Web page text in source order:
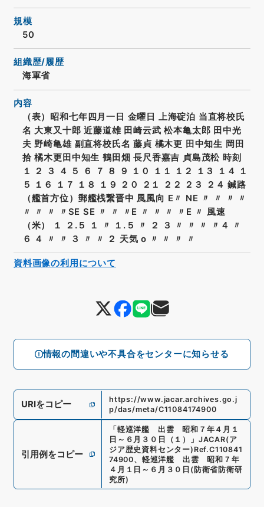
情報の間違いや不具合をセンターに知らせる
規模
50
組織歴/履歴
海軍省
内容
（表）昭和七年四月一日 金曜日 上海碇泊 当直将校氏
名 大東又十郎 近藤道雄 田崎云武 松本亀太郎 田中光
夫 野崎亀雄 副直将校氏名 藤貞 橘木更 田中知生 岡田
拾 橘木更田中知生 鶴田畑 長尺香嘉吉 貞島茂松 時刻
１ ２ ３ ４ ５ ６ ７ ８ ９ １０ １１ １２ １３ １４ １
５ １６ １７ １８ １９ ２０ ２１ ２２ ２３ ２４ 鍼路
（艦首方位）郵艦桟繋晋中 風風向 E〃 NE 〃 〃 〃 〃
〃 〃 〃 〃SE SE 〃 〃 〃E 〃 〃 〃 〃E 〃 風速
（米） １ ２.５ １ 〃 １.５ 〃 ２ ３ 〃 〃 〃 〃４ 〃
６ ４ 〃 〃 ３ 〃 〃 ２ 天気 o 〃 〃 〃 〃
URIをコピー
https://www.jacar.archives.go.j
p/das/meta/C11084174900
引用例をコピー
「軽巡洋艦 出雲 昭和７年４月１
日～６月３０日（１）
」 JACAR(ア
ジア歴史資料センター) Ref.C110841
74900、 軽巡洋艦 出雲 昭和７年
４月１日～６月３０日 (防衛省防衛研
究所)
資料画像の利用について